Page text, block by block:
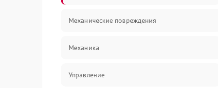
Механические повреждения
Механика
Управление